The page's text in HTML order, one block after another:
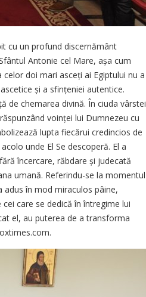
cu un profund discernământ
Antonie cel Mare, așa cum
doi mari asceți ai Egiptului nu a
și a sfințeniei autentice.
de chemarea divină. În ciuda vârstei
voinței lui Dumnezeu cu
lupta fiecărui credincios de
unde El Se descoperă. El a
încercare, răbdare și judecată
umană. Referindu-se la momentul
în mod miraculos pâine,
care se dedică în întregime lui
el, au puterea de a transforma